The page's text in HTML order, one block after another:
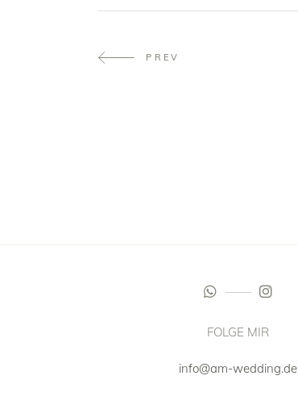
PREV
FOLGE MIR
info@am-wedding.de